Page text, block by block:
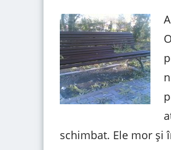
schimbat. Ele mor și